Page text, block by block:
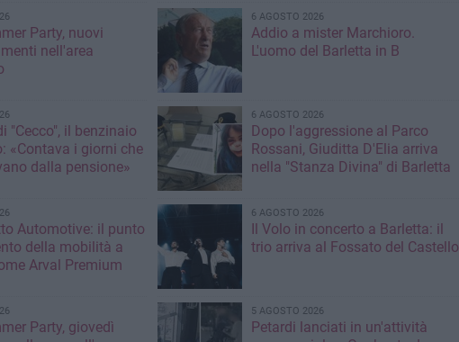
Party, nuovi
nell'area
6 AGOSTO 2026
Addio a mister Marchioro.
L'uomo del Barletta in B
"Cecco", il benzinaio
«Contava i giorni che
dalla pensione»
6 AGOSTO 2026
Dopo l'aggressione al Parco
Rossani, Giuditta D'Elia arriva
nella "Stanza Divina" di Barletta
Automotive: il punto
della mobilità a
Arval Premium
6 AGOSTO 2026
Il Volo in concerto a Barletta: il
trio arriva al Fossato del Castello
Party, giovedì
5 AGOSTO 2026
Petardi lanciati in un'attività